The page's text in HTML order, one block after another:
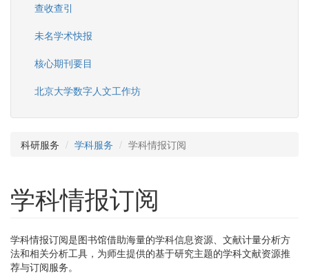
查收查引
未名学术快报
核心期刊要目
北京大学数字人文工作坊
科研服务 学科服务 学科情报订阅
学科情报订阅
学科情报订阅是图书馆借助海量的学科信息资源、文献计量分析方
法和相关分析工具，为师生提供的基于研究主题的学科文献资源推
荐与订阅服务。